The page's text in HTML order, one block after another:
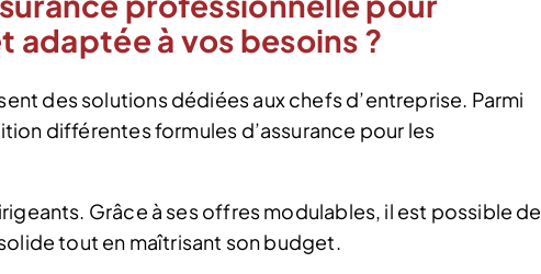
adaptée à vos besoins ?
des solutions dédiées aux chefs d’entreprise. Parmi
différentes formules d’assurance pour les
Grâce à ses offres modulables, il est possible de
tout en maîtrisant son budget.